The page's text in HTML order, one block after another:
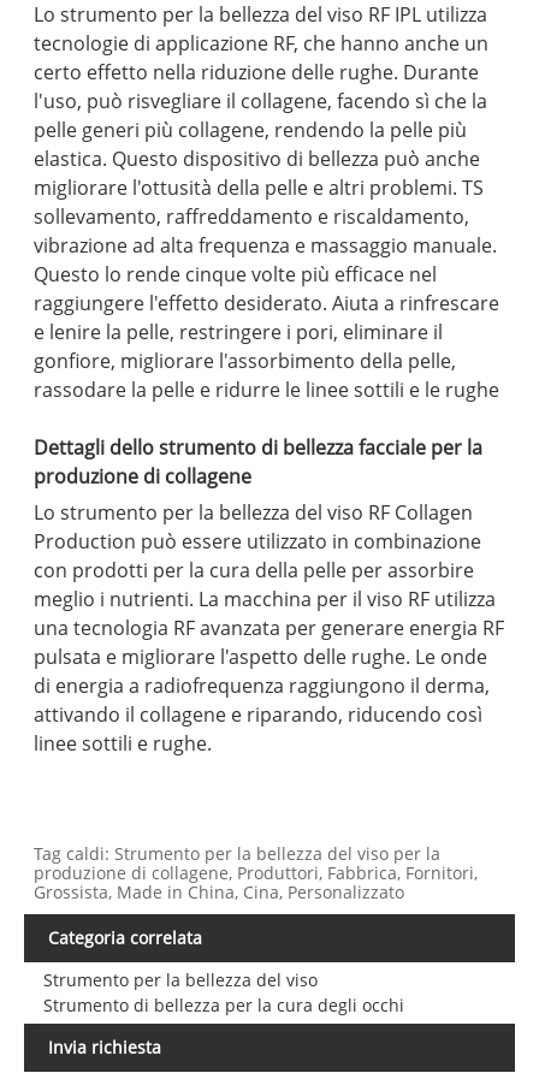
Lo strumento per la bellezza del viso RF IPL utilizza
tecnologie di applicazione RF, che hanno anche un
certo effetto nella riduzione delle rughe. Durante
l'uso, può risvegliare il collagene, facendo sì che la
pelle generi più collagene, rendendo la pelle più
elastica. Questo dispositivo di bellezza può anche
migliorare l'ottusità della pelle e altri problemi. TS
sollevamento, raffreddamento e riscaldamento,
vibrazione ad alta frequenza e massaggio manuale.
Questo lo rende cinque volte più efficace nel
raggiungere l'effetto desiderato. Aiuta a rinfrescare
e lenire la pelle, restringere i pori, eliminare il
gonfiore, migliorare l'assorbimento della pelle,
rassodare la pelle e ridurre le linee sottili e le rughe
Dettagli dello strumento di bellezza facciale per la
produzione di collagene
Lo strumento per la bellezza del viso RF Collagen
Production può essere utilizzato in combinazione
con prodotti per la cura della pelle per assorbire
meglio i nutrienti. La macchina per il viso RF utilizza
una tecnologia RF avanzata per generare energia RF
pulsata e migliorare l'aspetto delle rughe. Le onde
di energia a radiofrequenza raggiungono il derma,
attivando il collagene e riparando, riducendo così
linee sottili e rughe.
Tag caldi: Strumento per la bellezza del viso per la
produzione di collagene, Produttori, Fabbrica, Fornitori,
Grossista, Made in China, Cina, Personalizzato
Categoria correlata
Strumento per la bellezza del viso
Strumento di bellezza per la cura degli occhi
Invia richiesta